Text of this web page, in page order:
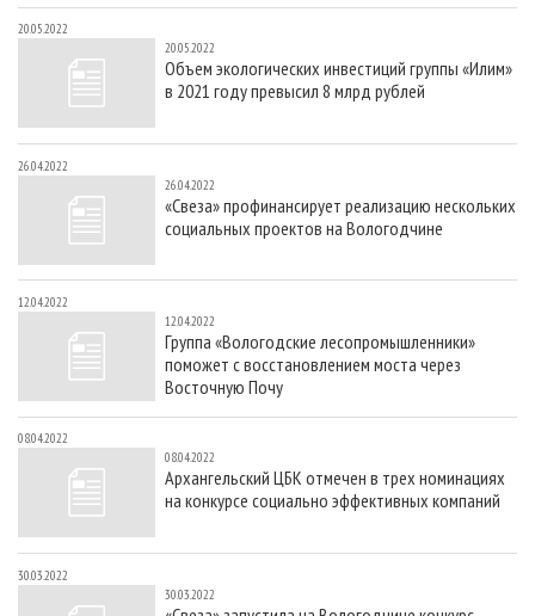
20.05.2022
20.05.2022
Объем экологических инвестиций группы «Илим»
в 2021 году превысил 8 млрд рублей
26.04.2022
26.04.2022
«Свеза» профинансирует реализацию нескольких
социальных проектов на Вологодчине
12.04.2022
12.04.2022
Группа «Вологодские лесопромышленники»
поможет с восстановлением моста через
Восточную Почу
08.04.2022
08.04.2022
Архангельский ЦБК отмечен в трех номинациях
на конкурсе социально эффективных компаний
30.03.2022
30.03.2022